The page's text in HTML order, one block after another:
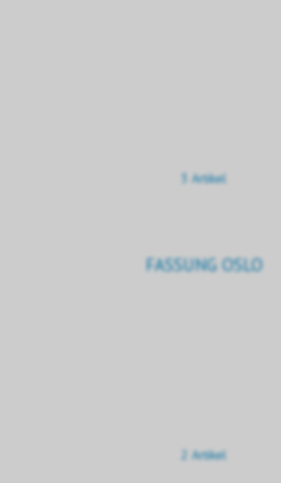
3 Artikel
FASSUNG OSLO
2 Artikel